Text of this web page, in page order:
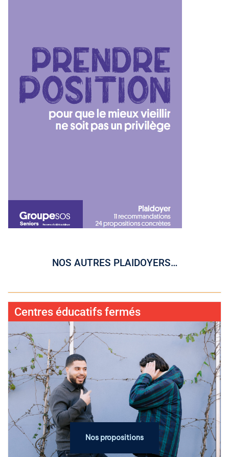
NOS AUTRES PLAIDOYERS…
Une Europe plus juste et solidaire
Nos propositions
Centres éducatifs fermés
Nos propositions